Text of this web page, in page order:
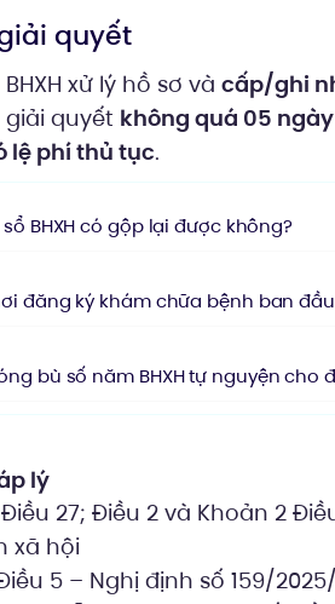
quyết
xử lý hồ sơ và cấp/ghi
quyết không quá 05
lệ phí thủ tục.
BHXH có gộp lại được không?
đăng ký khám chữa bệnh ban đầu
bù số năm BHXH tự nguyện cho
lý
27; Điều 2 và Khoản 2
xã hội
5 – Nghị định số 159/